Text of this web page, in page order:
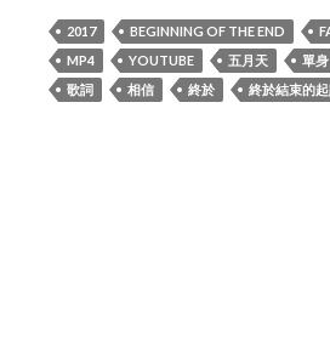
2017 BEGINNING OF THE END
MP4
YOUTUBE 五月天 單身
歌詞
相信 終於 終於結束的